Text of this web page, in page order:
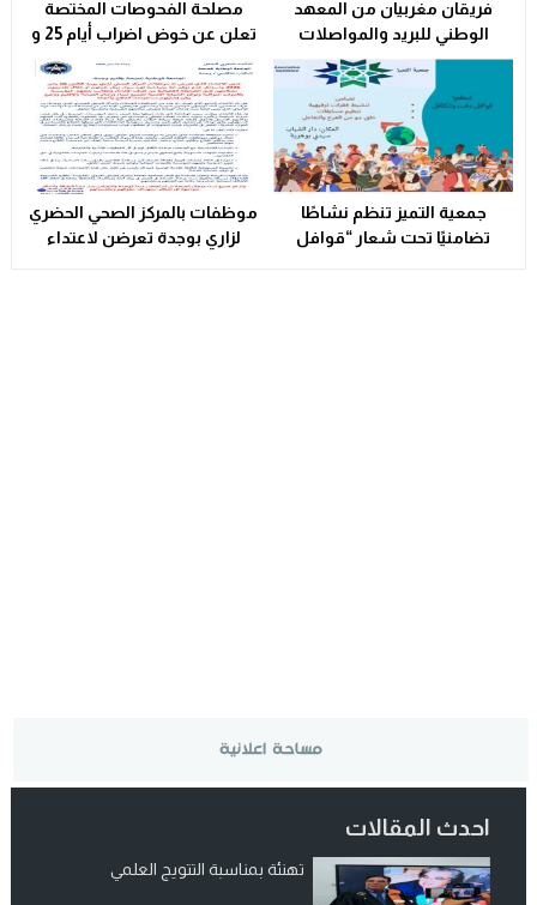
فريقان مغربيان من المعهد
الوطني للبريد والمواصلات
يتأهلان إلى شينزن للمشاركة في
المرحلة العالمية من
مسابقة Huawei ICT
Competition 2025-2026
مصلحة الفحوصات المختصة
تعلن عن خوض اضراب أيام 25 و
جمعية التميز تنظم نشاطًا
تضامنيًا تحت شعار “قوافل
موظفات بالمركز الصحي الحضري
لزاري بوجدة تعرضن لاعتداء
احدث المقالات
تهنئة بمناسبة التتويج العلمي